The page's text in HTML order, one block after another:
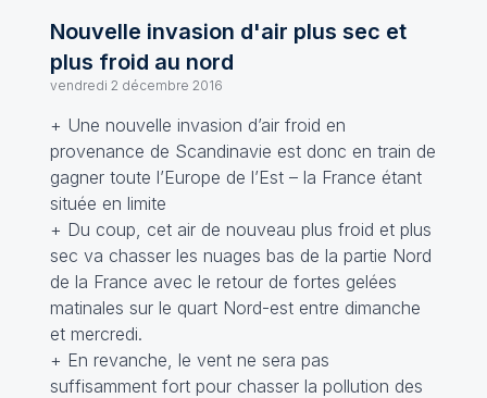
Nouvelle invasion d'air plus sec et
plus froid au nord
vendredi 2 décembre 2016
+ Une nouvelle invasion d’air froid en
provenance de Scandinavie est donc en train de
gagner toute l’Europe de l’Est – la France étant
située en limite
+ Du coup, cet air de nouveau plus froid et plus
sec va chasser les nuages bas de la partie Nord
de la France avec le retour de fortes gelées
matinales sur le quart Nord-est entre dimanche
et mercredi.
+ En revanche, le vent ne sera pas
suffisamment fort pour chasser la pollution des